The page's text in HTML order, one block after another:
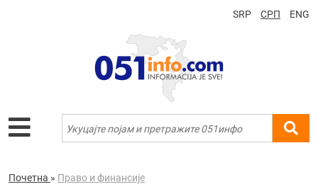
SRP СРП ENG
Почетна » Право и финансије